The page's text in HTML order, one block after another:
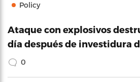
Policy
Ataque con explosivos
día después de investidura
0